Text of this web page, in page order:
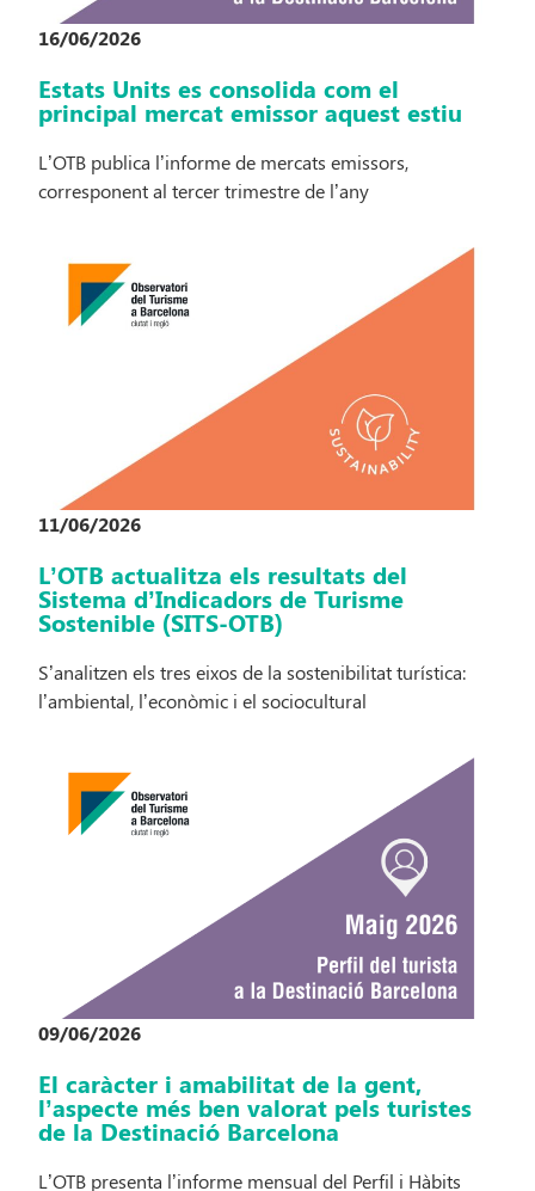
16/06/2026
Estats Units es consolida com el
principal mercat emissor aquest estiu
L’OTB publica l’informe de mercats emissors,
corresponent al tercer trimestre de l’any
11/06/2026
L’OTB actualitza els resultats del
Sistema d’Indicadors de Turisme
Sostenible (SITS-OTB)
S’analitzen els tres eixos de la sostenibilitat turística:
l’ambiental, l’econòmic i el sociocultural
09/06/2026
El caràcter i amabilitat de la gent,
l’aspecte més ben valorat pels turistes
de la Destinació Barcelona
L’OTB presenta l’informe mensual del Perfil i Hàbits